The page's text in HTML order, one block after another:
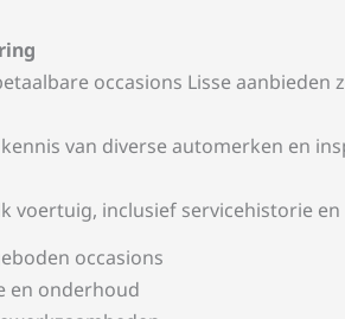
occasions Lisse
van diverse automerken en
voertuig, inclusief servicehistorie
occasions
en onderhoud